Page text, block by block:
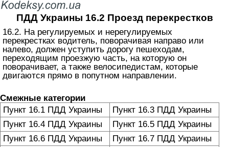
ПДД Украины 16.2 Проезд перекрестков
16.2. На регулируемых и нерегулируемых
перекрестках водитель, поворачивая направо или
налево, должен уступить дорогу пешеходам,
переходящим проезжую часть, на которую он
поворачивает, а также велосипедистам, которые
двигаются прямо в попутном направлении.
Смежные категории
Пункт 16.1 ПДД Украины
Пункт 16.3 ПДД Украины
Пункт 16.4 ПДД Украины
Пункт 16.5 ПДД Украины
Пункт 16.6 ПДД Украины
Пункт 16.7 ПДД Украины